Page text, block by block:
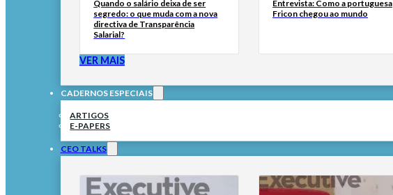
Quando o salário deixa de ser
segredo: o que muda com a nova
directiva de Transparência
Salarial?
Entrevista: Como a portuguesa
Fricon chegou ao mundo
VER MAIS
CADERNOS ESPECIAIS
ARTIGOS
E-PAPERS
CEO TALKS